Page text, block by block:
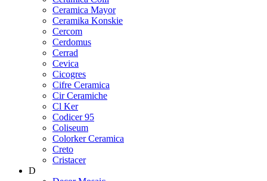
Ceramica Mayor
Ceramika Konskie
Cercom
Cerdomus
Cerrad
Cevica
Cicogres
Cifre Ceramica
Cir Ceramiche
Cl Ker
Codicer 95
Coliseum
Colorker Ceramica
Creto
Cristacer
D